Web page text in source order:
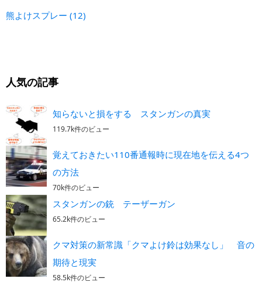
熊よけスプレー (12)
人気の記事
知らないと損をする スタンガンの真実
119.7k件のビュー
覚えておきたい110番通報時に現在地を伝える4つ
の方法
70k件のビュー
スタンガンの銃 テーザーガン
65.2k件のビュー
クマ対策の新常識「クマよけ鈴は効果なし」 音の
期待と現実
58.5k件のビュー